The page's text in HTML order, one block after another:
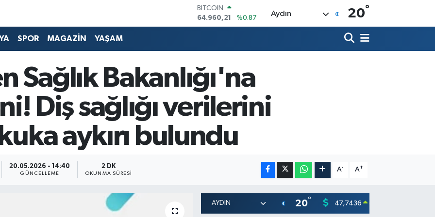
DOLAR
47,7436
%0.18
STERLİN
GRAM ALTIN
6660.55
%0.03
BİST100
13.779
Aydın 20°
SPOR MAGAZİN YAŞAM
Sağlık Bakanlığı'na
Diş sağlığı verilerini
aykırı bulundu
20.05.2026 - 14:40
GÜNCELLEME
2 DK
OKUNMA SÜRESI
A- A+
20° 47,7436 0.18